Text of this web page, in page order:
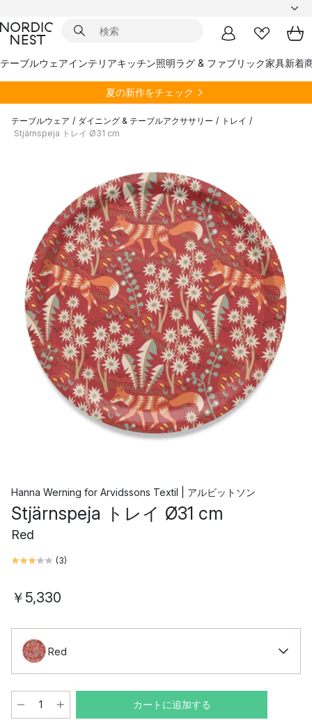
テーブルウェアインテリアキッチン照明ラグ & ファブリック家具新着
夏の新作をチェック
テーブルウェア / ダイニング & テーブルアクササリー / トレイ /
Stjärnspeja トレイ Ø31 cm
Hanna Werning for Arvidssons Textil | アルビットソン
Stjärnspeja トレイ Ø31 cm
Red
(3)
￥5,330
Red
カートに追加する